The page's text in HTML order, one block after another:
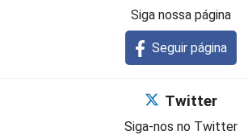
Siga nossa página
Seguir página
Twitter
Siga-nos no Twitter